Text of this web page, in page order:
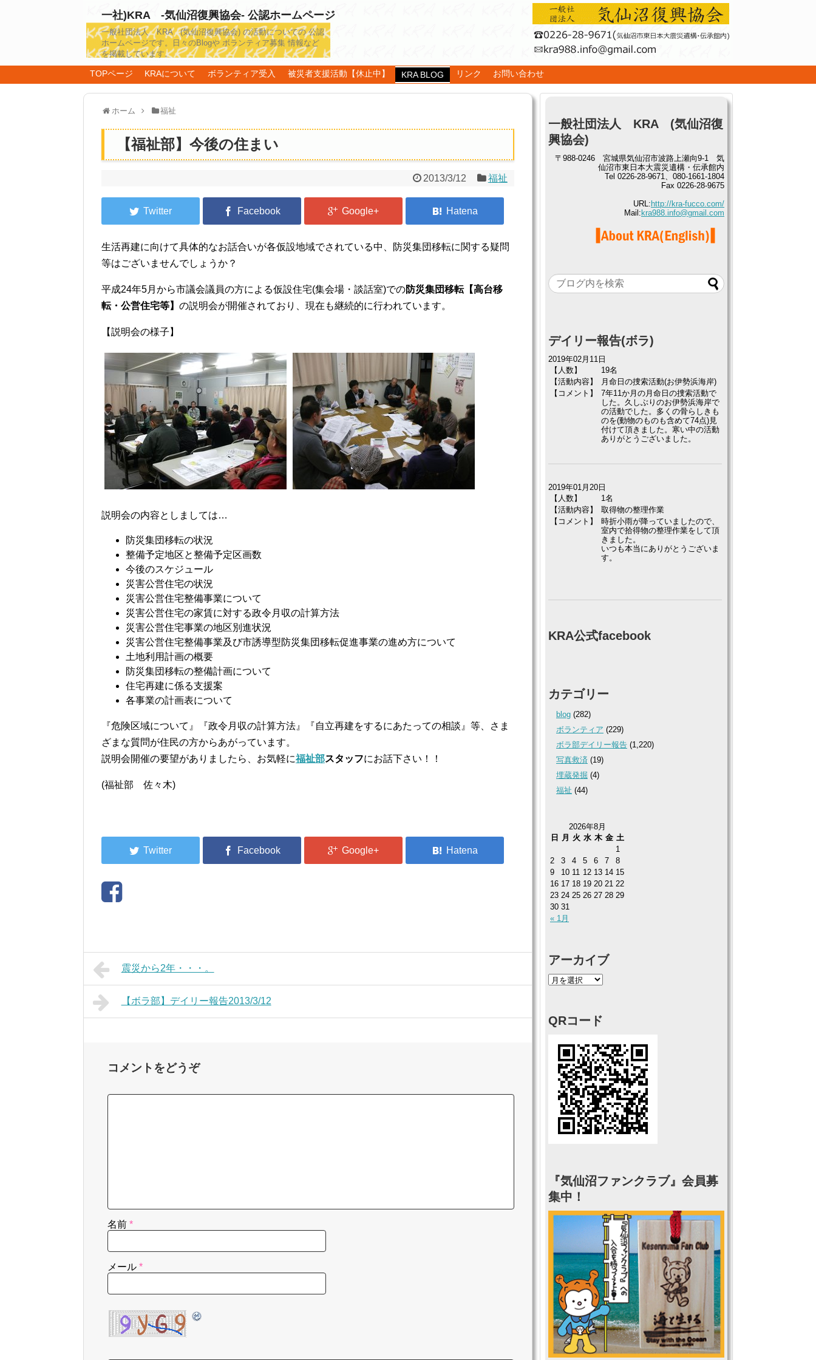
一社)KRA -気仙沼復興協会- 公認ホームページ
一般社団法人 KRA (気仙沼復興協会) の活動についての 公認
ホームページです。日々のBlogや ボランティア募集 情報など
を掲載しています。
TOPページ KRAについて ボランティア受入 被災者支援活動【休止中】 KRA BLOG リンク お問い合わせ
ホーム 福祉
【福祉部】今後の住まい
2013/3/12 福祉
生活再建に向けて具体的なお話合いが各仮設地域でされている中、防災集団移転に関する疑問
等はございませんでしょうか？
平成24年5月から市議会議員の方による仮設住宅(集会場・談話室)での防災集団移転【高台移
転・公営住宅等】 の説明会が開催されており、現在も継続的に行われています。
【説明会の様子】
説明会の内容としましては…
防災集団移転の状況
整備予定地区と整備予定区画数
今後のスケジュール
災害公営住宅の状況
災害公営住宅整備事業について
災害公営住宅の家賃に対する政令月収の計算方法
災害公営住宅事業の地区別進状況
災害公営住宅整備事業及び市誘導型防災集団移転促進事業の進め方について
土地利用計画の概要
防災集団移転の整備計画について
住宅再建に係る支援案
各事業の計画表について
『危険区域について』『政令月収の計算方法』『自立再建をするにあたっての相談』等、さま
ざまな質問が住民の方からあがっています。
説明会開催の要望がありましたら、お気軽に福祉部スタッフにお話下さい！！
(福祉部 佐々木)
震災から2年・・・。
【ボラ部】デイリー報告2013/3/12
コメントをどうぞ
名前 *
メール *
一般社団法人 KRA (気仙沼復
興協会)
〒988-0246 宮城県気仙沼市波路上瀬向9-1 気
仙沼市東日本大震災遺構・伝承館内
Tel 0226-28-9671、080-1661-1804
Fax 0226-28-9675
URL: http://kra-fucco.com/
Mail: kra988.info@gmail.com
デイリー報告(ボラ)
2019年02月11日
【人数】
19名
【活動内容】
月命日の捜索活動(お伊勢浜海岸)
【コメント】
7年11か月の月命日の捜索活動で
した。久しぶりのお伊勢浜海岸で
の活動でした。多くの骨らしきも
のを(動物のものも含めて74点)見
付けて頂きました。寒い中の活動
ありがとうございました。
2019年01月20日
【人数】
1名
【活動内容】
取得物の整理作業
【コメント】
時折小雨が降っていましたので、
室内で拾得物の整理作業をして頂
きました。
いつも本当にありがとうございま
す。
KRA公式facebook
カテゴリー
blog (282)
ボランティア (229)
ボラ部デイリー報告 (1,220)
写真救済 (19)
埋蔵発掘 (4)
福祉 (44)
2026年8月
日
月 火 水 木 金 土
« 1月
1
2
3 4 5 6 7
8
9
10 11 12 13 14 15
16 17 18 19 20 21 22
23 24 25 26 27 28 29
30 31
アーカイブ
QRコード
『気仙沼ファンクラブ』会員募
集中！